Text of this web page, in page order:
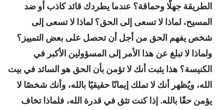
الطريقة جهلًا وحماقة؟ عندما يطردك قائد كاذب أو ضد
المسيح، لماذا لا تسعى إلى الحق؟ لماذا لا تسعى إلى
شخص يفهم الحق من أجل أن تحصل على بعض التمييز؟
ولماذا لا تبلغ عن هذا الأمر إلى المسؤولين الأكبر في
الكنيسة؟ هذا يثبت أنك لا تؤمن بأن الحق هو السائد في بيت
الله، ويُظهر أنك لا تملك إيمانًا حقيقيًا بالله، وأنك شخصًا لا
يؤمن حقًا بالله. إذا كنت تثق في قدرة الله، فلماذا تخاف